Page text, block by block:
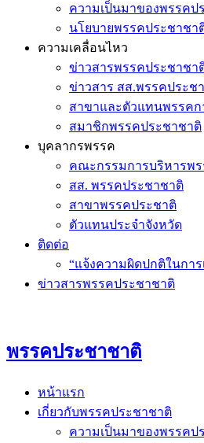
ความเป็นมาของพรรคป
นโยบายพรรคประชาชา
ความเคลื่อนไหว
ข่าวสารพรรคประชาชา
ข่าวสาร สส.พรรคประช
สาขาและตัวแทนพรรคก
สมาชิกพรรคประชาชาติ
บุคลากรพรรค
คณะกรรมการบริหารพ
สส. พรรคประชาชาติ
สาขาพรรคประชาติ
ตัวแทนประจำจังหวัด
ติดต่อ
“แจ้งความผิดปกติในการ
ข่าวสารพรรคประชาชาติ
พรรคประชาชาติ
หน้าแรก
เกี่ยวกับพรรคประชาชาติ
ความเป็นมาของพรรคป